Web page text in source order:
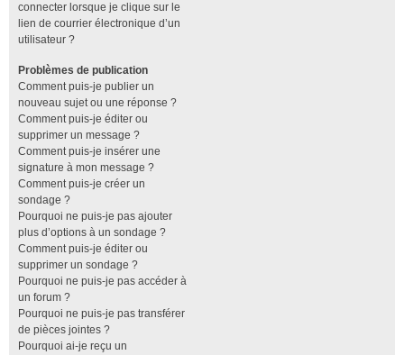
connecter lorsque je clique sur le
lien de courrier électronique d’un
utilisateur ?
Problèmes de publication
Comment puis-je publier un
nouveau sujet ou une réponse ?
Comment puis-je éditer ou
supprimer un message ?
Comment puis-je insérer une
signature à mon message ?
Comment puis-je créer un
sondage ?
Pourquoi ne puis-je pas ajouter
plus d’options à un sondage ?
Comment puis-je éditer ou
supprimer un sondage ?
Pourquoi ne puis-je pas accéder à
un forum ?
Pourquoi ne puis-je pas transférer
de pièces jointes ?
Pourquoi ai-je reçu un